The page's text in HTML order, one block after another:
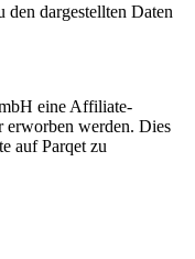
den dargestellten Daten
eine Affiliate-
erworben werden. Dies
auf Parqet zu